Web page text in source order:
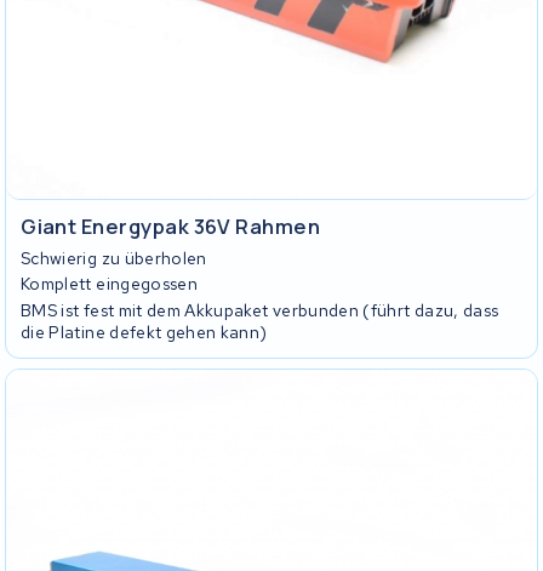
Giant Energypak 36V Rahmen
Schwierig zu überholen
Komplett eingegossen
BMS ist fest mit dem Akkupaket verbunden (führt dazu, dass
die Platine defekt gehen kann)